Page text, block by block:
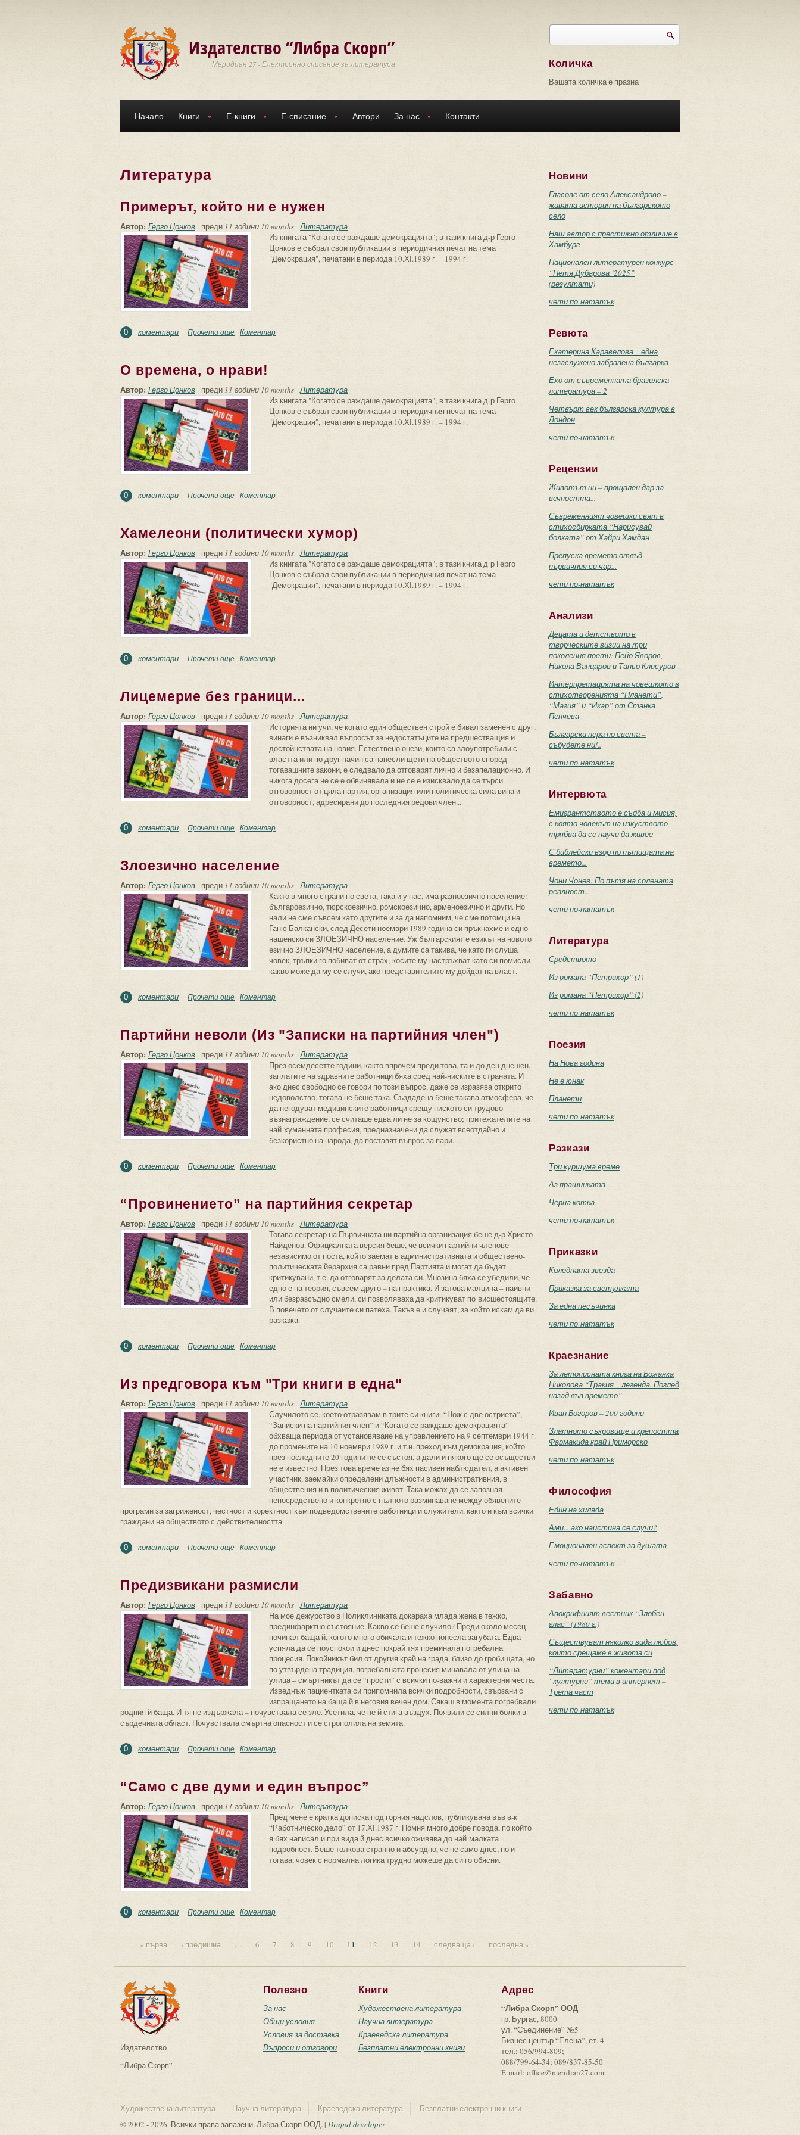
Издателство “Либра Скорп”
Меридиан 27 - Електронно списание за литература
Търси
Количка
Вашата количка е празна
Начало Книги Е-книги Е-списание Автори За нас Контакти
Литература
Примерът, който ни е нужен
Автор: Герго Цонков преди 11 години 10 months Литература
Из книгата "Когато се раждаше демокрацията"; в тази книга д-р Герго
Цонков е събрал свои публикации в периодичния печат на тема
"Демокрация", печатани в периода 10.ХІ.1989 г. – 1994 г.
0 коментари Прочети още about Примерът, който ни е нужен
Коментар
О времена, о нрави!
Автор: Герго Цонков преди 11 години 10 months Литература
Из книгата "Когато се раждаше демокрацията"; в тази книга д-р Герго
Цонков е събрал свои публикации в периодичния печат на тема
"Демокрация", печатани в периода 10.ХІ.1989 г. – 1994 г.
0 коментари Прочети още about О времена, о нрави!
Коментар
Хамелеони (политически хумор)
Автор: Герго Цонков преди 11 години 10 months Литература
Из книгата "Когато се раждаше демокрацията"; в тази книга д-р Герго
Цонков е събрал свои публикации в периодичния печат на тема
"Демокрация", печатани в периода 10.ХІ.1989 г. – 1994 г.
0 коментари Прочети още about Хамелеони (политически хумор)
Коментар
Лицемерие без граници...
Автор: Герго Цонков преди 11 години 10 months Литература
Историята ни учи, че когато един обществен строй е бивал заменен с друг,
винаги е възниквал въпросът за недостатъците на предшестващия и
достойнствата на новия. Естествено онези, които са злоупотребили с
властта или по друг начин са нанесли щети на обществото според
тогавашните закони, е следвало да отговарят лично и безапелационно. И
никога досега не се е обвинявала и не се е изисквало да се търси
отговорност от цяла партия, организация или политическа сила вина и
отговорност, адресирани до последния редови член...
0 коментари Прочети още about Лицемерие без граници...
Коментар
Злоезично население
Автор: Герго Цонков преди 11 години 10 months Литература
Както в много страни по света, така и у нас, има разноезично население:
българоезично, тюрскоезично, ромскоезично, арменоезично и други. Но
нали не сме съвсем като другите и за да напомним, че сме потомци на
Ганю Балкански, след Десети ноември 1989 година си пръкнахме и едно
нашенско си ЗЛОЕЗИЧНО население. Уж българският е езикът на новото
езично ЗЛОЕЗИЧНО население, а думите са такива, че като ги слуша
човек, тръпки го побиват от страх; косите му настръхват като си помисли
какво може да му се случи, ако представителите му дойдат на власт.
0 коментари Прочети още about Злоезично население
Коментар
Партийни неволи (Из "Записки на партийния член")
Автор: Герго Цонков преди 11 години 10 months Литература
През осемдесетте години, както впрочем преди това, та и до ден днешен,
заплатите на здравните работници бяха сред най-ниските в страната. И
ако днес свободно се говори по този въпрос, даже се изразява открито
недоволство, тогава не беше така. Създадена беше такава атмосфера, че
да негодуват медицинските работници срещу ниското си трудово
възнаграждение, се считаше едва ли не за кощунство; притежателите на
най-хуманната професия, предназначени да служат всеотдайно и
безкористно на народа, да поставят въпрос за пари...
0 коментари Прочети още about Партийни неволи (Из "Записки на партийния член")
Коментар
“Провинението” на партийния секретар
Автор: Герго Цонков преди 11 години 10 months Литература
Тогава секретар на Първичната ни партийна организация беше д-р Христо
Найденов. Официалната версия беше, че всички партийни членове
независимо от поста, който заемат в административната и обществено-
политическата йерархия са равни пред Партията и могат да бъдат
критикувани, т.е. да отговарят за делата си. Мнозина бяха се убедили, че
едно е на теория, съвсем друго – на практика. И затова малцина – наивни
или безразсъдно смели, си позволяваха да критикуват по-висшестоящите.
В повечето от случаите си патеха. Такъв е и случаят, за който искам да ви
разкажа.
0 коментари Прочети още about “Провинението” на партийния секретар
Коментар
Из предговора към "Три книги в една"
Автор: Герго Цонков преди 11 години 10 months Литература
Случилото се, което отразявам в трите си книги: “Нож с две остриета”,
“Записки на партийния член” и “Когато се раждаше демокрацията”
обхваща периода от установяване на управлението на 9 септември 1944 г.
до промените на 10 ноември 1989 г. и т.н. преход към демокрация, който
през последните 20 години не се състоя, а дали и някого ще се осъществи
не е известно. През това време аз не бях пасивен наблюдател, а активен
участник, заемайки определени длъжности в административния, в
обществения и в политическия живот. Така можах да се запозная
непосредствено и конкретно с пълното разминаване между обявените
програми за загриженост, честност и коректност към подведомствените работници и служители, както и към всички
граждани на обществото с действителността.
0 коментари Прочети още about Из предговора към "Три книги в една"
Коментар
Предизвикани размисли
Автор: Герго Цонков преди 11 години 10 months Литература
На мое дежурство в Поликлиниката докараха млада жена в тежко,
прединфарктно състояние. Какво се беше случило? Преди около месец
починал баща й, когото много обичала и тежко понесла загубата. Едва
успяла да се поуспокои и днес покрай тях преминала погребална
процесия. Покойникът бил от другия край на града, близо до гробищата, но
по утвърдена традиция, погребалната процесия минавала от улица на
улица – смъртникът да се “прости” с всички по-важни и характерни места.
Изведнъж пациентката си припомнила всички подробности, свързани с
изпращането на баща й в неговия вечен дом. Сякаш в момента погребвали
родния й баща. И тя не издържала – почувствала се зле. Усетила, че не й стига въздух. Появили се силни болки в
сърдечната област. Почувствала смъртна опасност и се строполила на земята.
0 коментари Прочети още about Предизвикани размисли
Коментар
“Само с две думи и един въпрос”
Автор: Герго Цонков преди 11 години 10 months Литература
Пред мене е кратка дописка под горния надслов, публикувана във в-к
“Работническо дело” от 17.ХІ.1987 г. Помня много добре повода, по който
я бях написал и при вида й днес всичко оживява до най-малката
подробност. Беше толкова странно и абсурдно, че не само днес, но и
тогава, човек с нормална логика трудно можеше да си го обясни.
0 коментари Прочети още about “Само с две думи и един въпрос”
Коментар
Страници
« първа ‹ предишна … 6 7 8 9 10 11 12 13 14 следваща › последна »
Новини
Гласове от село Александрово –
живата история на българското
село
Наш автор с престижно отличие в
Хамбург
Национален литературен конкурс
“Петя Дубарова ‘2025”
(резултати)
чети по-нататък
Ревюта
Екатерина Каравелова – една
незаслужено забравена българка
Ехо от съвременната бразилска
литература – 2
Четвърт век българска култура в
Лондон
чети по-нататък
Рецензии
Животът ни – прощален дар за
вечността...
Съвременният човешки свят в
стихосбирката “Нарисувай
болката” от Хайри Хамдан
Препуска времето отвъд
първичния си чар...
чети по-нататък
Анализи
Децата и детството в
творческите визии на три
поколения поети: Пейо Яворов,
Никола Вапцаров и Таньо Клисуров
Интерпретацията на човешкото в
стихотворенията “Планети”,
“Магия” и “Икар” от Станка
Пенчева
Български пера по света –
събудете ни!..
чети по-нататък
Интервюта
Емигрантството е съдба и мисия,
с която човекът на изкуството
трябва да се научи да живее
С библейски взор по пътищата на
времето...
Чони Чонев: По пътя на солената
реалност...
чети по-нататък
Литература
Средството
Из романа “Петрихор” (1)
Из романа “Петрихор” (2)
чети по-нататък
Поезия
На Нова година
Не е юнак
Планети
чети по-нататък
Разкази
Три куршума време
Аз прашинката
Черна котка
чети по-нататък
Приказки
Коледната звезда
Приказка за светулката
За една песъчинка
чети по-нататък
Краезнание
За летописната книга на Божанка
Николова “Тракия – легенда. Поглед
назад във времето”
Иван Богоров – 200 години
Златното съкровище и крепостта
Фармакида край Приморско
чети по-нататък
Философия
Един на хиляда
Ами... ако наистина се случи?
Емоционален аспект за душата
чети по-нататък
Забавно
Апокрифният вестник “Злобен
глас” (1980 г.)
Съществуват няколко вида любов,
които срещаме в живота си
“Литературни” коментари под
“културни” теми в интернет –
Трета част
чети по-нататък
Издателство
“Либра Скорп”
Полезно
За нас
Общи условия
Условия за доставка
Въпроси и отговори
Книги
Художествена литература
Научна литература
Краеведска литература
Безплатни електронни книги
Адрес
“Либра Скорп” ООД
гр. Бургас, 8000
ул. “Съединение” №5
Бизнес център “Елена”, ет. 4
тел.: 056/994-809;
088/799-64-34; 089/837-85-50
E-mail: office@meridian27.com
Художествена литература Научна литература Краеведска литература
Безплатни електронни книги
© 2002 - 2026. Всички права запазени. Либра Скорп ООД. | Drupal developer